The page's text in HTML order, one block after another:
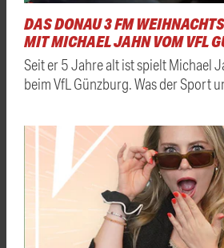
DAS DONAU 3 FM
MIT MICHAEL JAHN VOM VFL
Seit er 5 Jahre alt ist spielt Michael
beim VfL Günzburg. Was der Sport